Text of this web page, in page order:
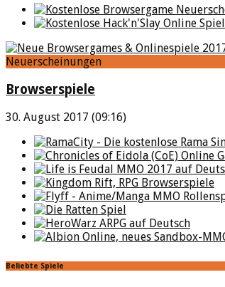
Neuerscheinungen
Browserspiele
30. August 2017 (09:16)
Beliebte Spiele